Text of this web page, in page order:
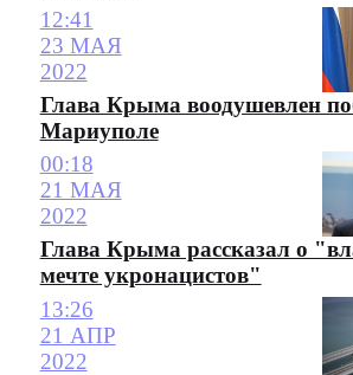
12:41
23 МАЯ
2022
Глава Крыма воодушевлен
Мариуполе
00:18
21 МАЯ
2022
Глава Крыма рассказал о
мечте укронацистов"
13:26
21 АПР
2022